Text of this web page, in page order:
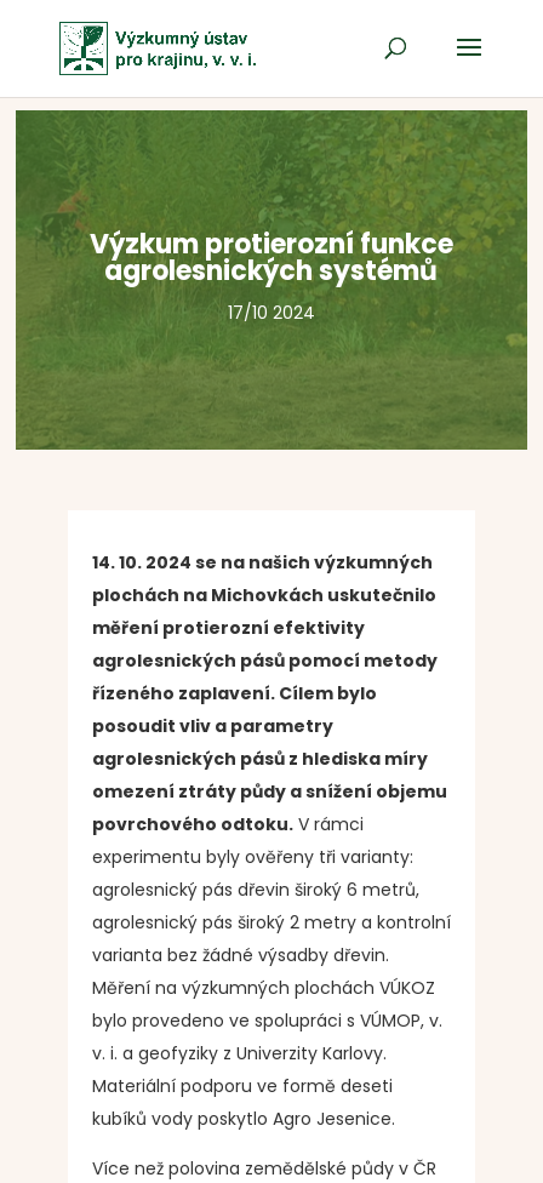
Výzkum protierozní funkce
agrolesnických systémů
17/10 2024
14. 10. 2024 se na našich výzkumných
plochách na Michovkách uskutečnilo
měření protierozní efektivity
agrolesnických pásů pomocí metody
řízeného zaplavení. Cílem bylo
posoudit vliv a parametry
agrolesnických pásů z hlediska míry
omezení ztráty půdy a snížení objemu
povrchového odtoku.V rámci
experimentu byly ověřeny tři varianty:
agrolesnický pás dřevin široký 6 metrů,
agrolesnický pás široký 2 metry a kontrolní
varianta bez žádné výsadby dřevin.
Měření na výzkumných plochách VÚKOZ
bylo provedeno ve spolupráci s VÚMOP, v.
v. i. a geofyziky z Univerzity Karlovy.
Materiální podporu ve formě deseti
kubíků vody poskytlo Agro Jesenice.
Více než polovina zemědělské půdy v ČR